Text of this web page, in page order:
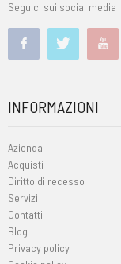
Seguici sui social media
INFORMAZIONI
Azienda
Acquisti
Diritto di recesso
Servizi
Contatti
Blog
Privacy policy